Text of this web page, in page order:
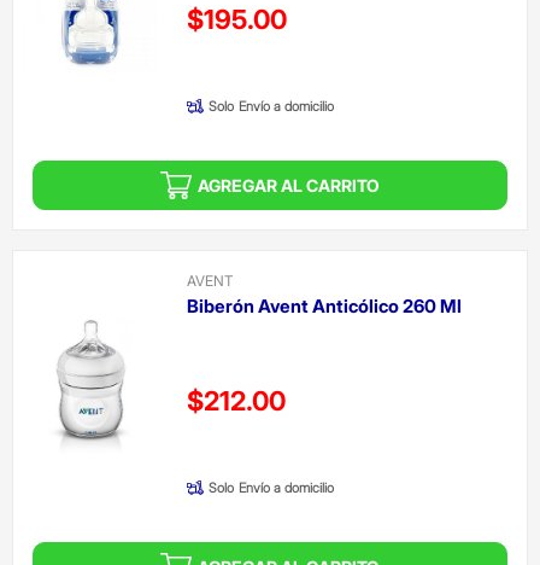
Precio reducido de
$195.00
Solo Envío a domicilio
AGREGAR AL CARRITO
AVENT
Biberón Avent Anticólico 260 Ml
Precio reducido de
$212.00
Solo Envío a domicilio